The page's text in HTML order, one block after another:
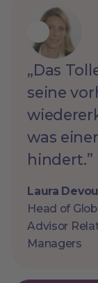
„Das
seine
was
hindert.”
Laura
Head of
Advisor
Managers